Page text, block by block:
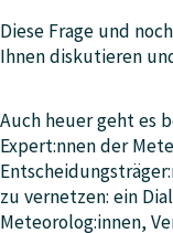
Diese Frage und
Ihnen diskutieren
Auch heuer geht es
Expert:nnen der
zu vernetzen: ein
Meteorolog:innen,